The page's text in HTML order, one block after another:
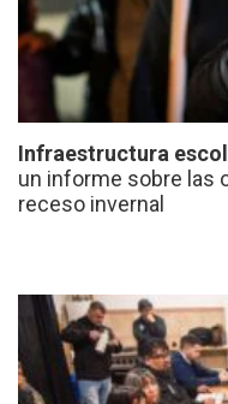
Infraestructura
un informe sobre las
receso invernal